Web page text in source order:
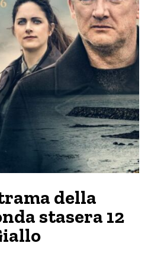
della
stasera 12